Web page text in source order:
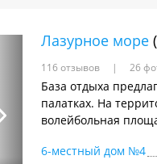
Лазурное море
116 отзывов 26
База отдыха
палатках. На
волейбольная
6-местный дом №4